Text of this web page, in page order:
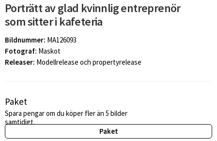
Porträtt av glad kvinnlig entreprenör
som sitter i kafeteria
Bildnummer: MA126093
Fotograf: Maskot
Releaser: Modellrelease och propertyrelease
Paket
Spara pengar om du köper fler än 5 bilder
samtidigt.
Paket